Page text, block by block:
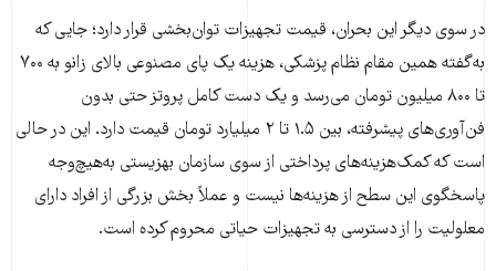
در سوی دیگر این بحران، قیمت تجهیزات توان‌بخشی قرار دارد؛ جایی که
به‌گفته همین مقام نظام پزشکی، هزینه یک پای مصنوعی بالای زانو به ۷۰۰
تا ۸۰۰ میلیون تومان می‌رسد و یک دست کامل پروتز حتی بدون
فن‌آوری‌های پیشرفته، بین ۱.۵ تا ۲ میلیارد تومان قیمت دارد. این در حالی
است که کمک‌هزینه‌های پرداختی از سوی سازمان بهزیستی به‌هیچ‌وجه
پاسخگوی این سطح از هزینه‌ها نیست و عملاً بخش بزرگی از افراد دارای
معلولیت را از دسترسی به تجهیزات حیاتی محروم کرده است.